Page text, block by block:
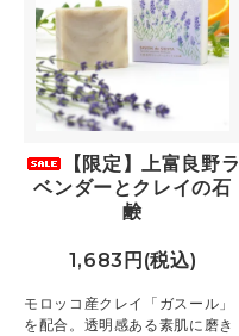
【限定】上富良野ラ
ベンダーとクレイの石
鹸
1,683円(税込)
モロッコ産クレイ「ガスール」
を配合。透明感ある素肌に磨き